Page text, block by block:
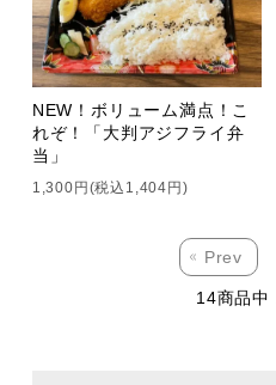
NEW！ボリューム満点！こ
れぞ！「大判アジフライ弁
当」
1,300円(税込1,404円)
Prev
14商品中